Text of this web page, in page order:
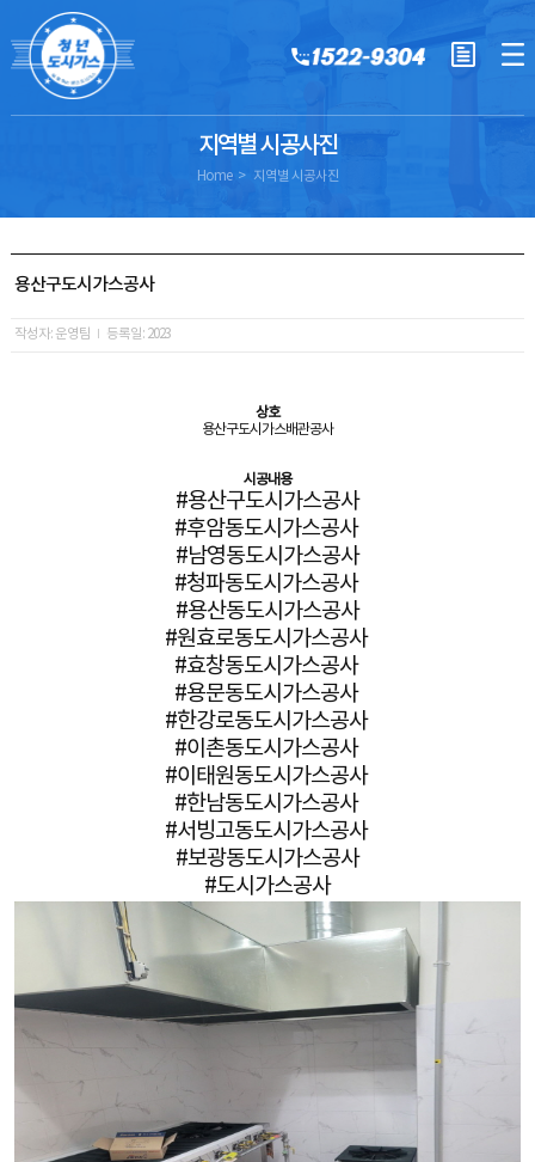
지역별 시공사진
Home 지역별 시공사진
용산구도시가스공사
작성자: 운영팀 등록일: 2023
상호
용산구도시가스배관공사
시공내용
#용산구도시가스공사
#후암동도시가스공사
#남영동도시가스공사
#청파동도시가스공사
#용산동도시가스공사
#원효로동도시가스공사
#효창동도시가스공사
#용문동도시가스공사
#한강로동도시가스공사
#이촌동도시가스공사
#이태원동도시가스공사
#한남동도시가스공사
#서빙고동도시가스공사
#보광동도시가스공사
#도시가스공사